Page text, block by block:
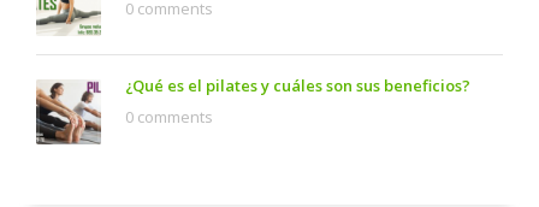
0 comments
¿Qué es el pilates y cuáles son sus beneficios?
0 comments